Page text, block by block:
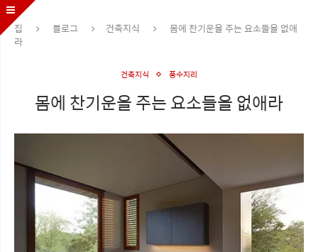
집 블로그 건축지식
몸에 찬기운을 주는 요소들을 없애
라
건축지식 풍수지리
몸에 찬기운을 주는 요소들을 없애라